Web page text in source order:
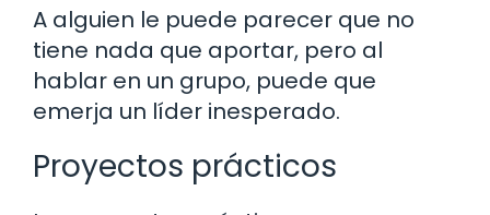
A alguien le puede parecer que no
tiene nada que aportar, pero al
hablar en un grupo, puede que
emerja un líder inesperado.
Proyectos prácticos